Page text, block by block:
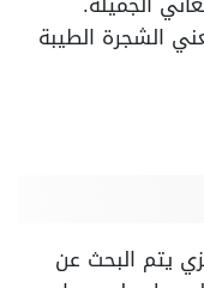
الشجرة الطيبة
يتم البحث عن